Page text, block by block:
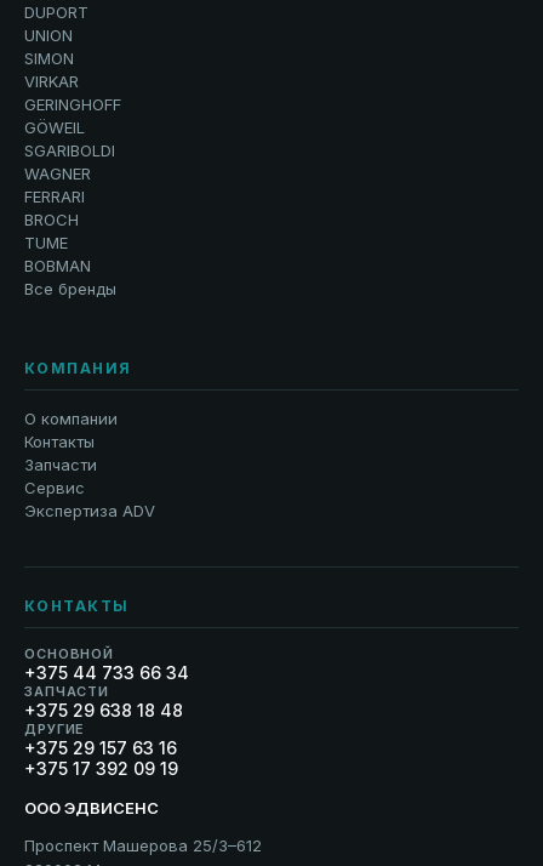
DUPORT
UNION
SIMON
VIRKAR
GERINGHOFF
GÖWEIL
SGARIBOLDI
WAGNER
FERRARI
BROCH
TUME
BOBMAN
Все бренды
КОМПАНИЯ
О компании
Контакты
Запчасти
Сервис
Экспертиза ADV
КОНТАКТЫ
ОСНОВНОЙ
+375 44 733 66 34
ЗАПЧАСТИ
+375 29 638 18 48
ДРУГИЕ
+375 29 157 63 16
+375 17 392 09 19
ООО ЭДВИСЕНС
Проспект Машерова 25/3–612